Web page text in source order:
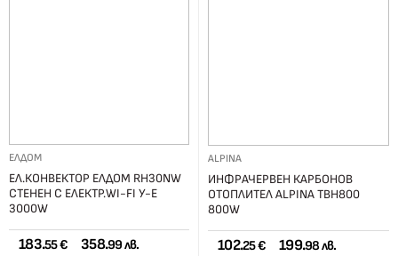
ЕЛДОМ
ЕЛ.КОНВЕКТОР ЕЛДОМ RH30NW
СТЕНЕН С ЕЛЕКТР.WI-FI У-Е
3000W
183.55 € 358.99 лв.
ALPINA
ИНФРАЧЕРВЕН КАРБОНОВ
ОТОПЛИТЕЛ ALPINA TBH800
800W
102.25 € 199.98 лв.